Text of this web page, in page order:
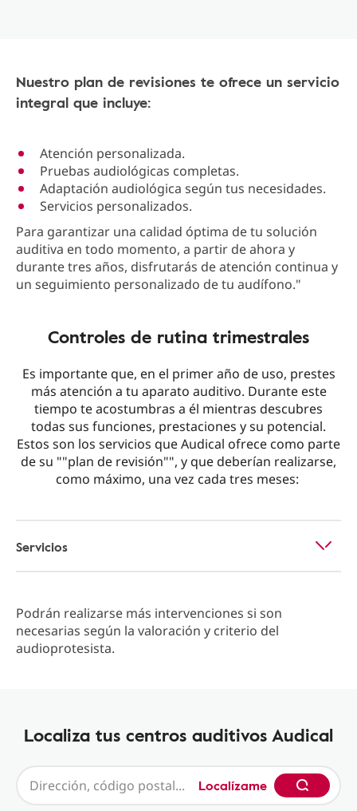
Nuestro plan de revisiones te ofrece un servicio
integral que incluye:
Atención personalizada.
Pruebas audiológicas completas.
Adaptación audiológica según tus necesidades.
Servicios personalizados.
Para garantizar una calidad óptima de tu solución
auditiva en todo momento, a partir de ahora y
durante tres años, disfrutarás de atención continua y
un seguimiento personalizado de tu audífono."
Controles de rutina trimestrales
Es importante que, en el primer año de uso, prestes
más atención a tu aparato auditivo. Durante este
tiempo te acostumbras a él mientras descubres
todas sus funciones, prestaciones y su potencial.
Estos son los servicios que Audical ofrece como parte
de su ""plan de revisión"", y que deberían realizarse,
como máximo, una vez cada tres meses:
Servicios
Podrán realizarse más intervenciones si son
necesarias según la valoración y criterio del
audioprotesista.
Localiza tus centros auditivos Audical
Localízame